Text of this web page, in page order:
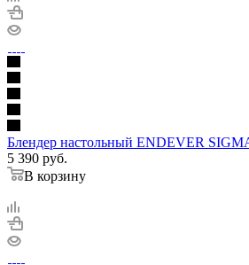
Блендер настольный ENDEVER
5 390 руб.
В корзину